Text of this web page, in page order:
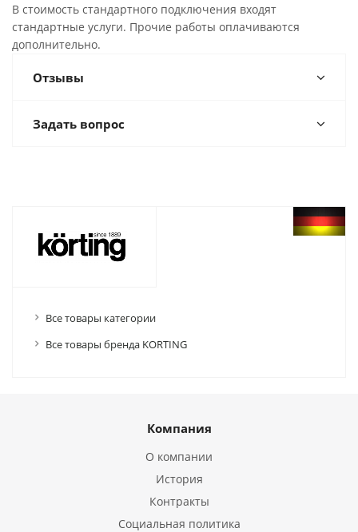
В стоимость стандартного подключения входят
стандартные услуги. Прочие работы оплачиваются
дополнительно.
Отзывы
Задать вопрос
Все товары категории
Все товары бренда KORTING
Компания
О компании
История
Контракты
Социальная политика